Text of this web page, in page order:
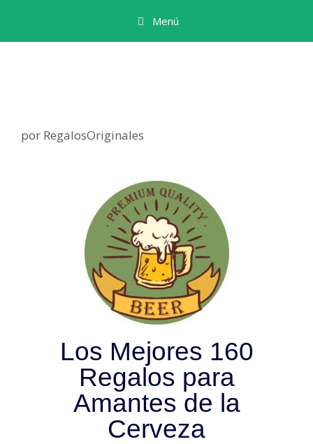
Menú
por RegalosOriginales
Los Mejores 160
Regalos para
Amantes de la
Cerveza